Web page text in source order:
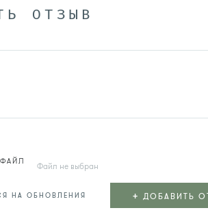
ОТЗЫВ
Файл не выбран
НА ОБНОВЛЕНИЯ + ДОБАВИТЬ